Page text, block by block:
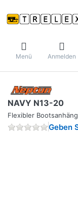
Menü Anmelden
NAVY N13-20
Flexibler
Geben